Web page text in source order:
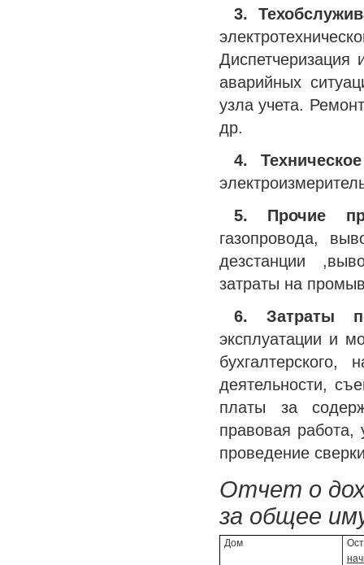
3.
Диспетчеризация
аварийных
узла учета.
др.
4.
5. Прочие
газопровода,
дезстанции
затраты на
6. Затраты
эксплуатации и
бухгалтерского,
деятельности,
платы за
правовая работа,
проведение
Отчет о
за общее
Дом